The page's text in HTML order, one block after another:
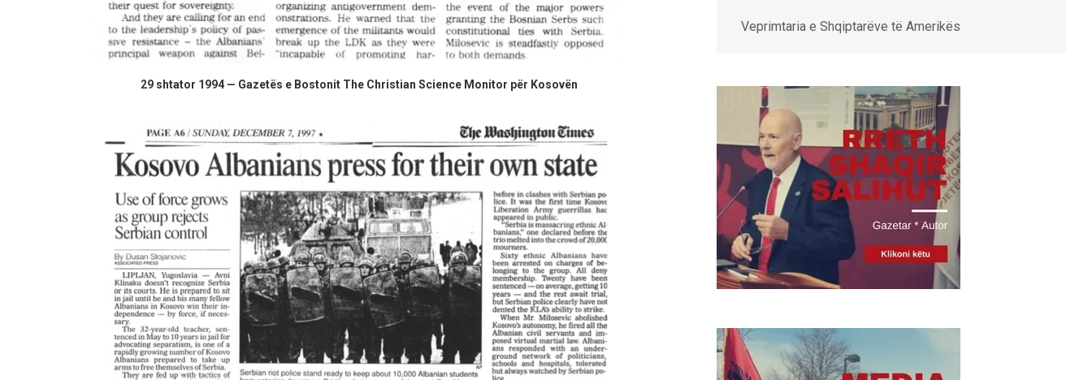
29 shtator 1994 — Gazetës e Bostonit The Christian Science Monitor për Kosovën
Veprimtaria e Shqiptarëve të Amerikës